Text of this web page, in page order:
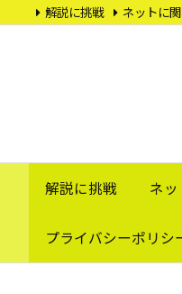
解説に挑戦 ネ
プライバシーポリシ
解説に挑戦 ネットに